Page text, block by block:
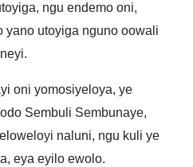
ngu endemo oni,
yano utoyiga nguno oowali
oni yomosiyeloya, ye
Sembuli Sembunaye,
naluni, ngu kuli ye
eya eyilo ewolo.